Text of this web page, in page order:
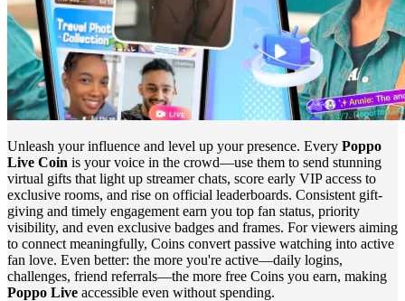
Unleash your influence and level up your presence. Every Poppo
Live Coin is your voice in the crowd—use them to send stunning
virtual gifts that light up streamer chats, score early VIP access to
exclusive rooms, and rise on official leaderboards. Consistent gift-
giving and timely engagement earn you top fan status, priority
visibility, and even exclusive badges and frames. For viewers aiming
to connect meaningfully, Coins convert passive watching into active
fan love. Even better: the more you're active—daily logins,
challenges, friend referrals—the more free Coins you earn, making
Poppo Live accessible even without spending.